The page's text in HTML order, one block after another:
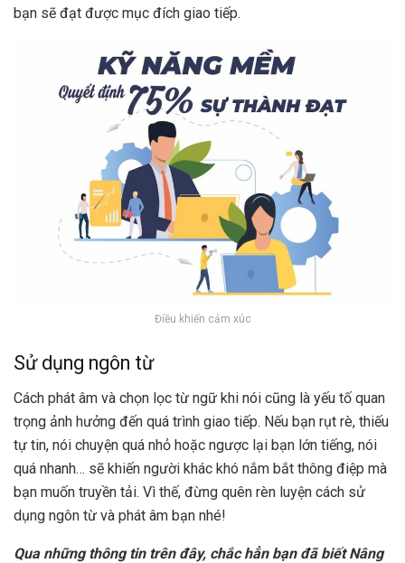
bạn sẽ đạt được mục đích giao tiếp.
Điều khiến cảm xúc
Sử dụng ngôn từ
Cách phát âm và chọn lọc từ ngữ khi nói cũng là yếu tố quan
trọng ảnh hưởng đến quá trình giao tiếp. Nếu bạn rụt rè, thiếu
tự tin, nói chuyện quá nhỏ hoặc ngược lại bạn lớn tiếng, nói
quá nhanh… sẽ khiến người khác khó nắm bắt thông điệp mà
bạn muốn truyền tải. Vì thế, đừng quên rèn luyện cách sử
dụng ngôn từ và phát âm bạn nhé!
Qua những thông tin trên đây, chắc hẳn bạn đã biết Nâng